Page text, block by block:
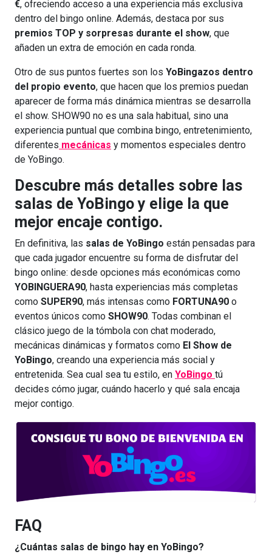
€, ofreciendo acceso a una experiencia más exclusiva
dentro del bingo online. Además, destaca por sus
premios TOP y sorpresas durante el show, que
añaden un extra de emoción en cada ronda.
Otro de sus puntos fuertes son los YoBingazos dentro
del propio evento, que hacen que los premios puedan
aparecer de forma más dinámica mientras se desarrolla
el show. SHOW90 no es una sala habitual, sino una
experiencia puntual que combina bingo, entretenimiento,
diferentes mecánicas y momentos especiales dentro
de YoBingo.
Descubre más detalles sobre las
salas de YoBingo y elige la que
mejor encaje contigo.
En definitiva, las salas de YoBingo están pensadas para
que cada jugador encuentre su forma de disfrutar del
bingo online: desde opciones más económicas como
YOBINGUERA90, hasta experiencias más completas
como SUPER90, más intensas como FORTUNA90 o
eventos únicos como SHOW90. Todas combinan el
clásico juego de la tómbola con chat moderado,
mecánicas dinámicas y formatos como El Show de
YoBingo, creando una experiencia más social y
entretenida. Sea cual sea tu estilo, en YoBingo tú
decides cómo jugar, cuándo hacerlo y qué sala encaja
mejor contigo.
FAQ
¿Cuántas salas de bingo hay en YoBingo?